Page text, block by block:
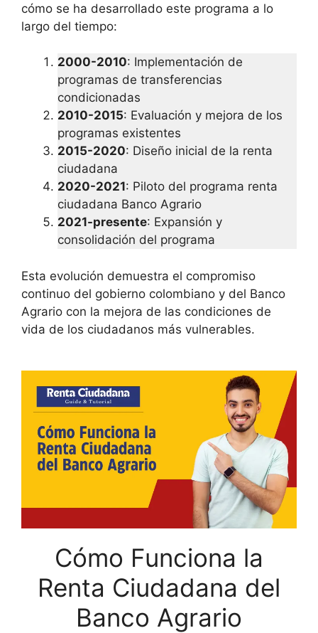
cómo se ha desarrollado este programa a lo
largo del tiempo:
2000-2010: Implementación de
programas de transferencias
condicionadas
2010-2015: Evaluación y mejora de los
programas existentes
2015-2020: Diseño inicial de la renta
ciudadana
2020-2021: Piloto del programa renta
ciudadana Banco Agrario
2021-presente: Expansión y
consolidación del programa
Esta evolución demuestra el compromiso
continuo del gobierno colombiano y del Banco
Agrario con la mejora de las condiciones de
vida de los ciudadanos más vulnerables.
Cómo Funciona la
Renta Ciudadana del
Banco Agrario